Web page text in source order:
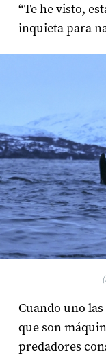
“Te he visto,
inquieta para
Cuando uno
que son
predadores